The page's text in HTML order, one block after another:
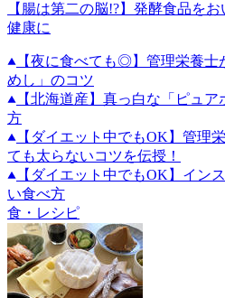
【腸は第二の脳!?】発酵食品を
健康に
【夜に食べても◎】管理栄養
めし」のコツ
【北海道産】真っ白な「ピュ
方
【ダイエット中でもOK】管理
ても太らないコツを伝授！
【ダイエット中でもOK】イン
い食べ方
食・レシピ